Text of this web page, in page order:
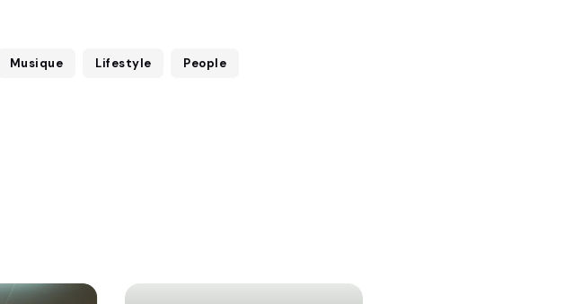
Musique Lifestyle People